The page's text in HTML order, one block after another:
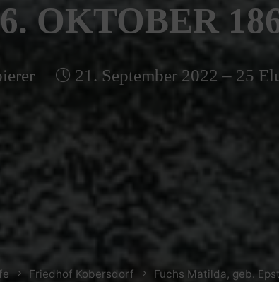
OKTOBER
21. September 2022 – 25
Friedhof Kobersdorf Fuchs Matilda, geb.